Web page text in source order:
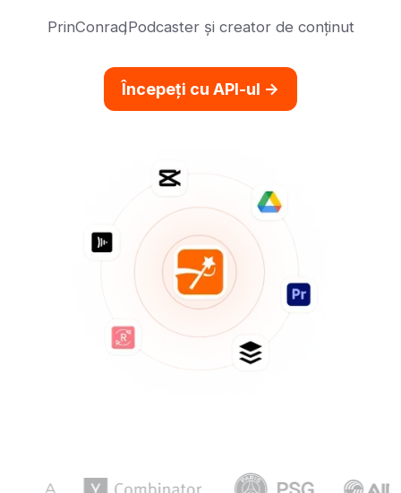
PrinConrad,Podcaster și creator de conținut
Începeți cu API-ul ->